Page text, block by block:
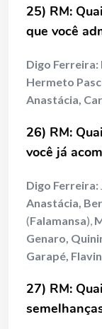
25) RM:
que você
Digo Ferreira:
Hermeto
Anastácia,
26) RM:
você já
Digo Ferreira:
Anastácia,
(Falamansa),
Genaro,
Garapé,
27) RM: